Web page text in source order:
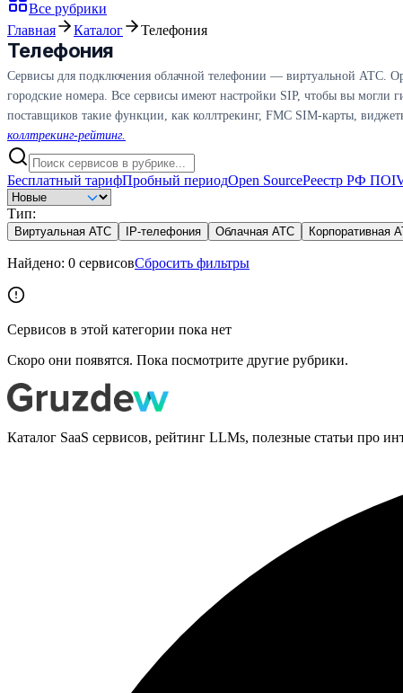
Все рубрики
Главная
Каталог Телефония
Телефония
Сервисы для подключения облачной телефонии — виртуальной АТС.
городские номера. Все сервисы имеют настройки SIP, чтобы вы могли
поставщиков такие функции, как коллтрекинг, FMC SIM-карты,
коллтрекинг-рейтинг.
Бесплатный тарифПробный периодOpen SourceРеестр РФ ПО
Тип:
Виртуальная АТС IP-телефония Облачная АТС Корпоративная
Найдено: 0 сервисовСбросить фильтры
Сервисов в этой категории пока нет
Скоро они появятся. Пока посмотрите другие рубрики.
Каталог SaaS сервисов, рейтинг LLMs, полезные статьи про